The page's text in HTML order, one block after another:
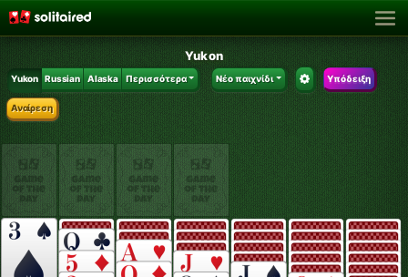
Yukon
Yukon Russian Alaska Περισσότερα Νέο παιχνίδι Υπόδειξη
Αναίρεση